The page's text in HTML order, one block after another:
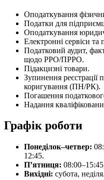
Оподаткування
Податки для
Оподаткування
Електронні сервіси та
Податковий аудит,
щодо РРО/ПРРО.
Підакцизні товари.
Зупинення реєстрації
коригування (ПН/РК).
Погашення
Надання
Графік роботи
Понеділок–четвер:
12:45.
П’ятниця:
Вихідні: субота, неділя.